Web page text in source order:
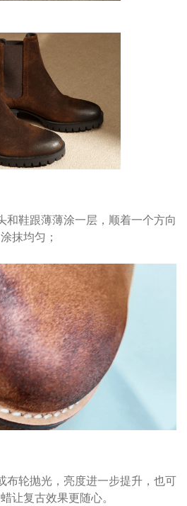
和鞋跟薄薄涂一层，顺着一个方向
涂抹均匀；
布轮抛光，亮度进一步提升，也可
让复古效果更随心。